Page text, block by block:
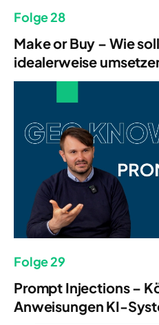
Folge 28
Make or Buy – Wie
idealerweise
Folge 29
Prompt Injections –
Anweisungen KI-